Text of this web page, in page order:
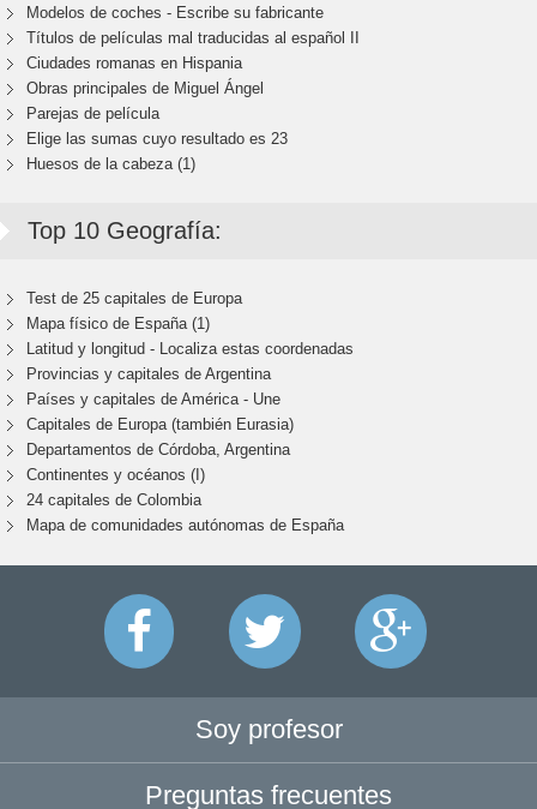
Modelos de coches - Escribe su fabricante
Títulos de películas mal traducidas al español II
Ciudades romanas en Hispania
Obras principales de Miguel Ángel
Parejas de película
Elige las sumas cuyo resultado es 23
Huesos de la cabeza (1)
Top 10 Geografía:
Test de 25 capitales de Europa
Mapa físico de España (1)
Latitud y longitud - Localiza estas coordenadas
Provincias y capitales de Argentina
Países y capitales de América - Une
Capitales de Europa (también Eurasia)
Departamentos de Córdoba, Argentina
Continentes y océanos (I)
24 capitales de Colombia
Mapa de comunidades autónomas de España
Soy profesor
Preguntas frecuentes